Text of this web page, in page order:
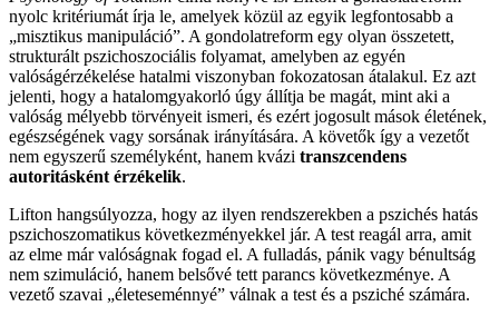
nyolc kritériumát írja le, amelyek közül az egyik legfontosabb a
„misztikus manipuláció”. A gondolatreform egy olyan összetett,
strukturált pszichoszociális folyamat, amelyben az egyén
valóságérzékelése hatalmi viszonyban fokozatosan átalakul. Ez azt
jelenti, hogy a hatalomgyakorló úgy állítja be magát, mint aki a
valóság mélyebb törvényeit ismeri, és ezért jogosult mások életének,
egészségének vagy sorsának irányítására. A követők így a vezetőt
nem egyszerű személyként, hanem kvázi transzcendens
autoritásként érzékelik.
Lifton hangsúlyozza, hogy az ilyen rendszerekben a pszichés hatás
pszichoszomatikus következményekkel jár. A test reagál arra, amit
az elme már valóságnak fogad el. A fulladás, pánik vagy bénultság
nem szimuláció, hanem belsővé tett parancs következménye. A
vezető szavai „életeseménnyé” válnak a test és a psziché számára.